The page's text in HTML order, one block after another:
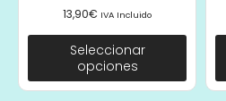
13,90€ IVA Incluido
Seleccionar
opciones